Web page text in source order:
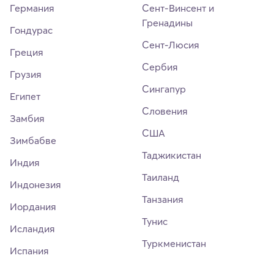
Германия
Гондурас
Греция
Грузия
Египет
Замбия
Зимбабве
Индия
Индонезия
Иордания
Исландия
Испания
Сент-Винсент и
Гренадины
Сент-Люсия
Сербия
Сингапур
Словения
США
Таджикистан
Таиланд
Танзания
Тунис
Туркменистан